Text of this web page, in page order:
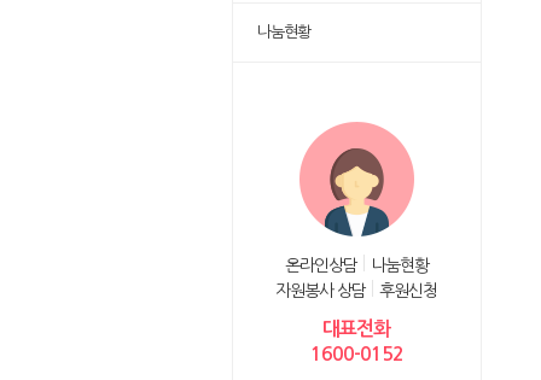
나눔현황
온라인상담
나눔현황
자원봉사 상담
후원신청
대표전화
1600-0152